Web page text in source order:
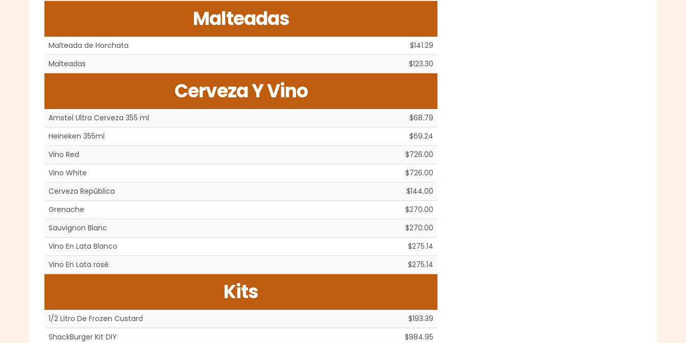
Malteadas
Malteada de Horchata
$141.29
Malteadas
$123.30
Cerveza Y Vino
Amstel Ultra Cerveza 355 ml
$68.79
Heineken 355ml
$69.24
Vino Red
$726.00
Vino White
$726.00
Cerveza República
$144.00
Grenache
$270.00
Sauvignon Blanc
$270.00
Vino En Lata Blanco
$275.14
Vino En Lata rosé
$275.14
Kits
1/2 Litro De Frozen Custard
$193.39
ShackBurger Kit DIY
$984.95